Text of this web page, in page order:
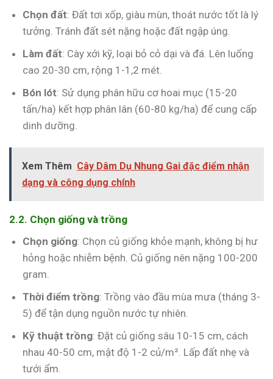
Chọn đất: Đất tơi xốp, giàu mùn, thoát nước tốt là lý
tưởng. Tránh đất sét nặng hoặc đất ngập úng.
Làm đất: Cày xới kỹ, loại bỏ cỏ dại và đá. Lên luống
cao 20-30 cm, rộng 1-1,2 mét.
Bón lót: Sử dụng phân hữu cơ hoai mục (15-20
tấn/ha) kết hợp phân lân (60-80 kg/ha) để cung cấp
dinh dưỡng.
Xem Thêm Cây Dâm Dụ Nhung Gai đặc điểm nhận
dạng và công dụng chính
2.2. Chọn giống và trồng
Chọn giống: Chọn củ giống khỏe mạnh, không bị hư
hỏng hoặc nhiễm bệnh. Củ giống nên nặng 100-200
gram.
Thời điểm trồng: Trồng vào đầu mùa mưa (tháng 3-
5) để tận dụng nguồn nước tự nhiên.
Kỹ thuật trồng: Đặt củ giống sâu 10-15 cm, cách
nhau 40-50 cm, mật độ 1-2 củ/m². Lấp đất nhẹ và
tưới ẩm.